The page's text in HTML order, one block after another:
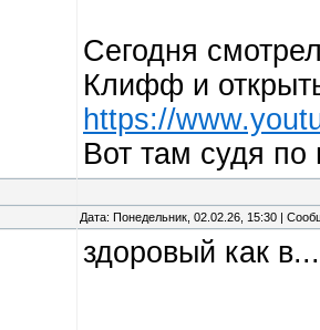
Сегодня
Клифф и
https://
Вот там судя
Дата: Понедельник, 02.02.26, 15:30 |
здоровый как